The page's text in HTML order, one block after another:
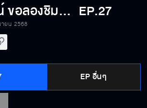
บอม ธนวัฒน์ ขอลองชิมลางเป็นนักพากย์ว่าจะยากแค่ไหน EP.27
ยน 2568
EP อื่นๆ
“แฟรงกี้ วีรภัฎ” ควงกรรไกร ไถปัตตาเลี่ยน ฝึก